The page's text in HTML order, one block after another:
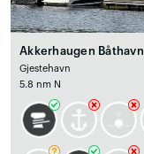
Akkerhaugen Båthavn
Gjestehavn
5.8 nm N